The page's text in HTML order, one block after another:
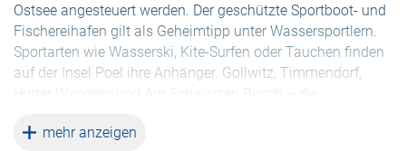
Ostsee angesteuert werden. Der geschützte Sportboot- und
Fischereihafen gilt als Geheimtipp unter Wassersportlern.
Sportarten wie Wasserski, Kite-Surfen oder Tauchen finden
auf der Insel Poel ihre Anhänger. Gollwitz, Timmendorf,
Hinter Wangern und Am Schwarzen Busch – die
verteilt, bieten ihre Besonderheiten.
weiterlesen
mehr anzeigen